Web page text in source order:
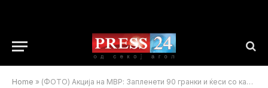
Home » (ФОТО) Акција на МВР: Запленети 90 гранки и ќеси со канабис по претрес во домот на жител од Страчинци